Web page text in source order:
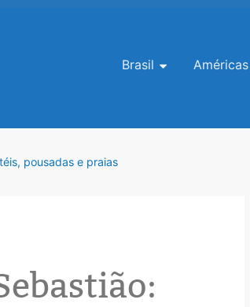
Pular para o conteúdo
Brasil Américas
pousadas e praias